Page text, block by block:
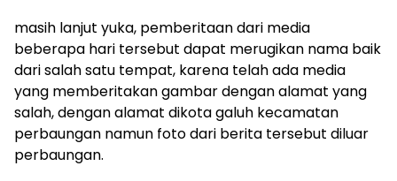
masih lanjut yuka, pemberitaan dari media
beberapa hari tersebut dapat merugikan nama baik
dari salah satu tempat, karena telah ada media
yang memberitakan gambar dengan alamat yang
salah, dengan alamat dikota galuh kecamatan
perbaungan namun foto dari berita tersebut diluar
perbaungan.